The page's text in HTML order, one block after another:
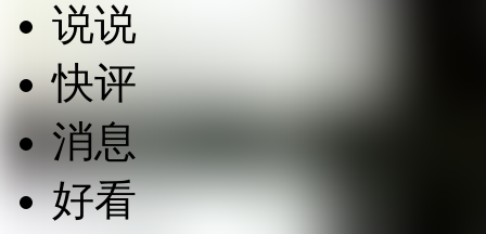
说说
快评
消息
好看